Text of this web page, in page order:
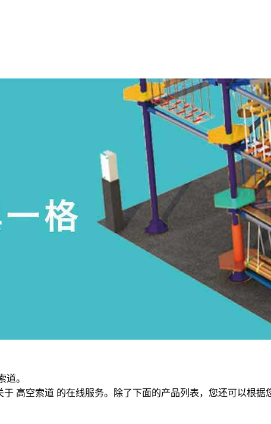
。
高空索道 的在线服务。除了下面的产品列表，您还可以根据